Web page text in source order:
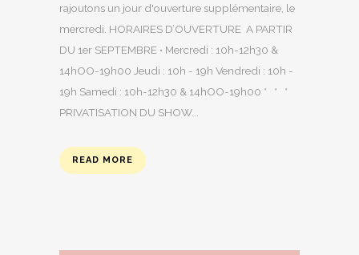
rajoutons un jour d'ouverture supplémentaire, le
mercredi. HORAIRES D’OUVERTURE A PARTIR
DU 1er SEPTEMBRE • Mercredi : 10h-12h30 &
14hOO-19h00 Jeudi : 10h - 19h Vendredi : 10h -
19h Samedi : 10h-12h30 & 14hOO-19h00 * * *
PRIVATISATION DU SHOW...
READ MORE